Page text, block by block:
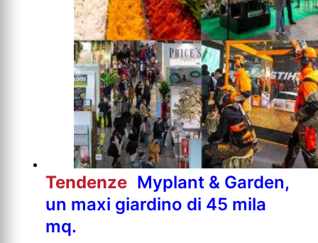
Tendenze Myplant & Garden,
un maxi giardino di 45 mila
mq.